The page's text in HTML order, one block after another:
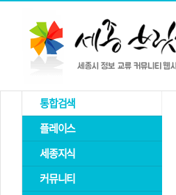
통합검색
플레이스
세종지식
커뮤니티